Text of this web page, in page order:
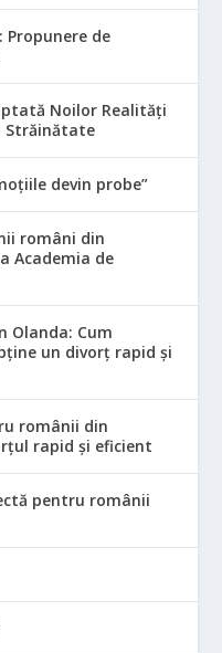
Propunere de
Noilor Realități
Străinătate
devin probe”
români din
Academia de
Olanda: Cum
un divorț rapid și
românii din
rapid și eficient
pentru românii